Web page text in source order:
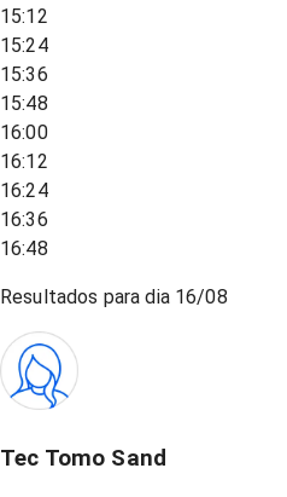
15:12
15:24
15:36
15:48
16:00
16:12
16:24
16:36
16:48
Resultados para dia 16/08
Tec Tomo Sand